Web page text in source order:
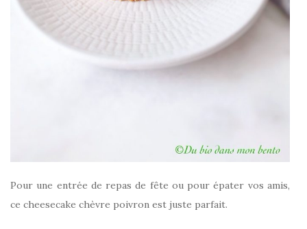
Pour une entrée de repas de fête ou pour épater vos amis,
ce cheesecake chèvre poivron est juste parfait.